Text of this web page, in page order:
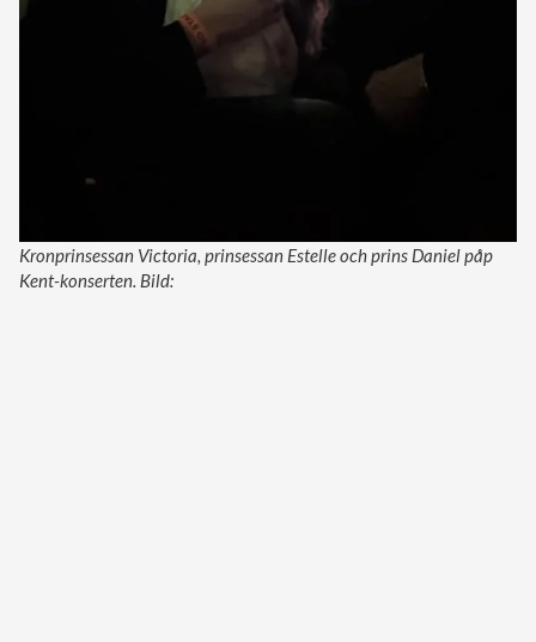
Kronprinsessan Victoria, prinsessan Estelle och prins Daniel påp
Kent-konserten. Bild: